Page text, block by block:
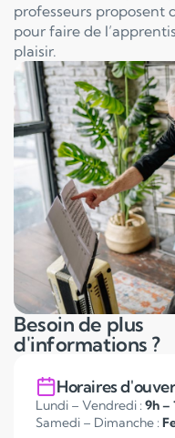
professeurs proposent
pour faire de
plaisir.
Besoin de plus
d'informations ?
Horaires
Lundi – Vendredi : 9h –
Samedi – Dimanche :